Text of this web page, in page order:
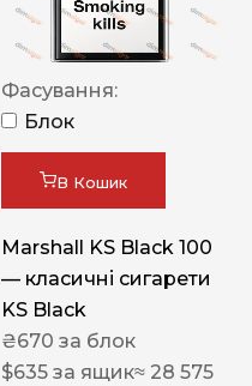
Фасування:
Блок
В Кошик
Marshall KS Black 100
— класичні сигарети
KS Black
₴670 за блок
$635 за ящик≈ 28 575